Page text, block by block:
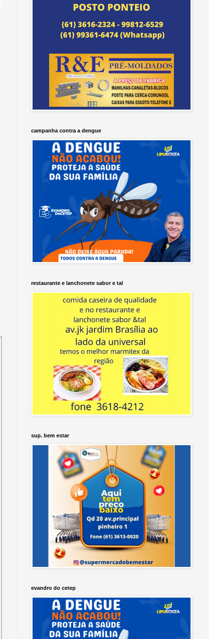
campanha contra a dengue
restaurante e lanchonete sabor e tal
sup. bem estar
evandro do cetep